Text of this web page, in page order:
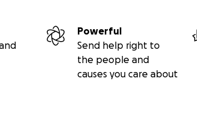
Powerful
Send help right to
the people and
causes you care about